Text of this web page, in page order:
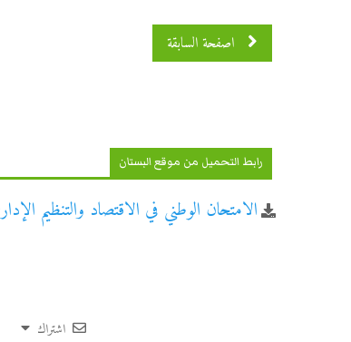
اصفحة السابقة
رابط التحميل من موقع البستان
الامتحان الوطني في الاقتصاد والتنظيم
اشتراك